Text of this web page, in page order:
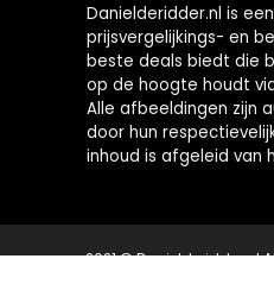
Danielderidder.nl is
prijsvergelijkings- en
beste deals biedt die
op de hoogte houdt
Alle afbeeldingen zijn
door hun
inhoud is afgeleid van
2021 © Danielderidder.nl